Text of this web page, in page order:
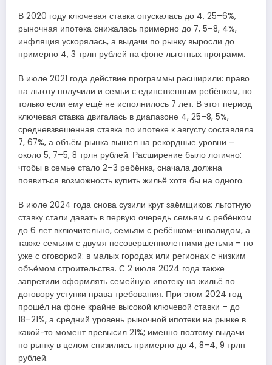
В 2020 году ключевая ставка опускалась до 4, 25–6%,
рыночная ипотека снижалась примерно до 7, 5–8, 4%,
инфляция ускорялась, а выдачи по рынку выросли до
примерно 4, 3 трлн рублей на фоне льготных программ.
В июле 2021 года действие программы расширили: право
на льготу получили и семьи с единственным ребёнком, но
только если ему ещё не исполнилось 7 лет. В этот период
ключевая ставка двигалась в диапазоне 4, 25–8, 5%,
средневзвешенная ставка по ипотеке к августу составляла
7, 67%, а объём рынка вышел на рекордные уровни –
около 5, 7–5, 8 трлн рублей. Расширение было логично:
чтобы в семье стало 2–3 ребёнка, сначала должна
появиться возможность купить жильё хотя бы на одного.
В июле 2024 года снова сузили круг заёмщиков: льготную
ставку стали давать в первую очередь семьям с ребёнком
до 6 лет включительно, семьям с ребёнком-инвалидом, а
также семьям с двумя несовершеннолетними детьми – но
уже с оговоркой: в малых городах или регионах с низким
объёмом строительства. С 2 июля 2024 года также
запретили оформлять семейную ипотеку на жильё по
договору уступки права требования. При этом 2024 год
прошёл на фоне крайне высокой ключевой ставки – до
18–21%, а средний уровень рыночной ипотеки на рынке в
какой-то момент превысил 21%; именно поэтому выдачи
по рынку в целом снизились примерно до 4, 8–4, 9 трлн
рублей.